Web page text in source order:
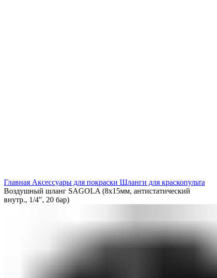
Главная Аксессуары для покраски Шланги для краскопульта
Воздушный шланг SAGOLA (8х15мм, антистатический
внутр., 1/4", 20 бар)